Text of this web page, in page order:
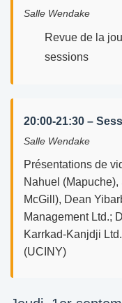
Salle Wendake
Revue de la
sessions
20:00-21:30 –
Salle Wendake
Présentations de
Nahuel
McGill), Dean
Management Ltd.;
Karrkad-Kanjdji
(UCINY)